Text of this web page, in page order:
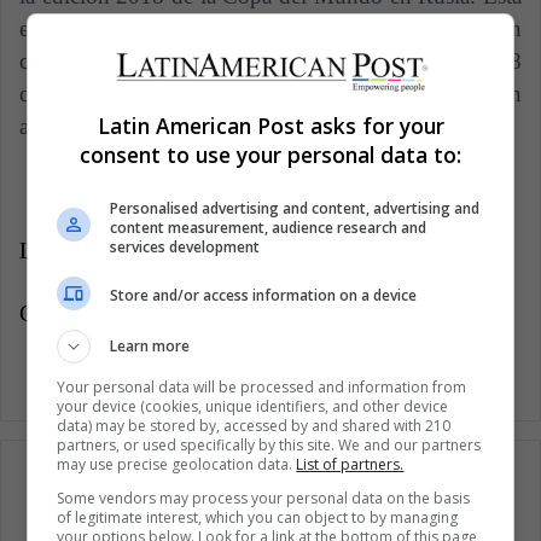
es la segunda ocasión en la que Francia celebra un
campeonato mundial, la primera fue en el año 1998
contra Brasil en la que también fueron anfitriones. En
aquella final golearon 3-0 a la Selección de Brasil.
LatinAmerican Post | Carlos Eduardo Gómez Avella
Copy edited by Diana Rojas
Latin American Post asks for your
consent to use your personal data to:
Personalised advertising and content, advertising and
content measurement, audience research and
services development
Store and/or access information on a device
Learn more
Your personal data will be processed and information from
your device (cookies, unique identifiers, and other device
data) may be stored by, accessed by and shared with 210
partners, or used specifically by this site. We and our partners
may use precise geolocation data. List of partners.
Some vendors may process your personal data on the basis
of legitimate interest, which you can object to by managing
your options below. Look for a link at the bottom of this page